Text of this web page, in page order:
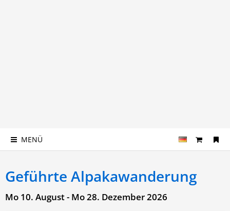
MENÜ
Geführte Alpakawanderung
Mo 10. August - Mo 28. Dezember 2026